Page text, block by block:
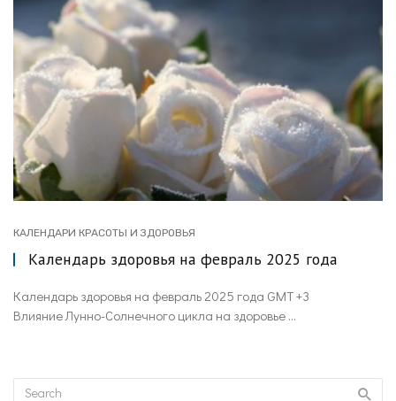
КАЛЕНДАРИ КРАСОТЫ И ЗДОРОВЬЯ
Календарь здоровья на февраль 2025 года
Календарь здоровья на февраль 2025 года GMT +3
Влияние Лунно-Солнечного цикла на здоровье ...